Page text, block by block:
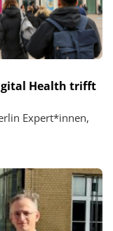
Health trifft
Expert*innen,